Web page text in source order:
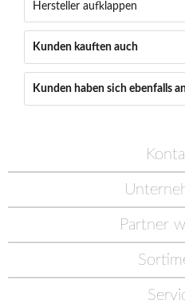
Hersteller aufklappen
Kunden kauften auch
Kunden haben sich ebenfalls
Partner